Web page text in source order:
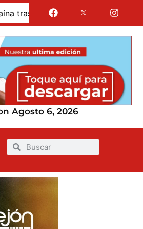
un retén de la Policía en La
Agosto 6, 2026